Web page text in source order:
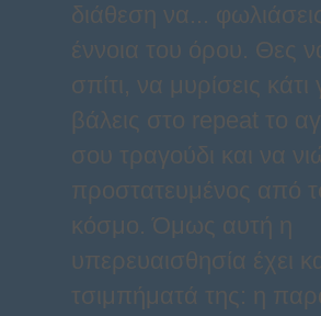
διάθεση να...
έννοια του όρου. Θες
σπίτι, να μυρίσεις
βάλεις στο repeat το
σου τραγούδι και να
προστατευμένος από
κόσμο. Όμως αυτή η
υπερευαισθησία έχει
τσιμπήματά της: η